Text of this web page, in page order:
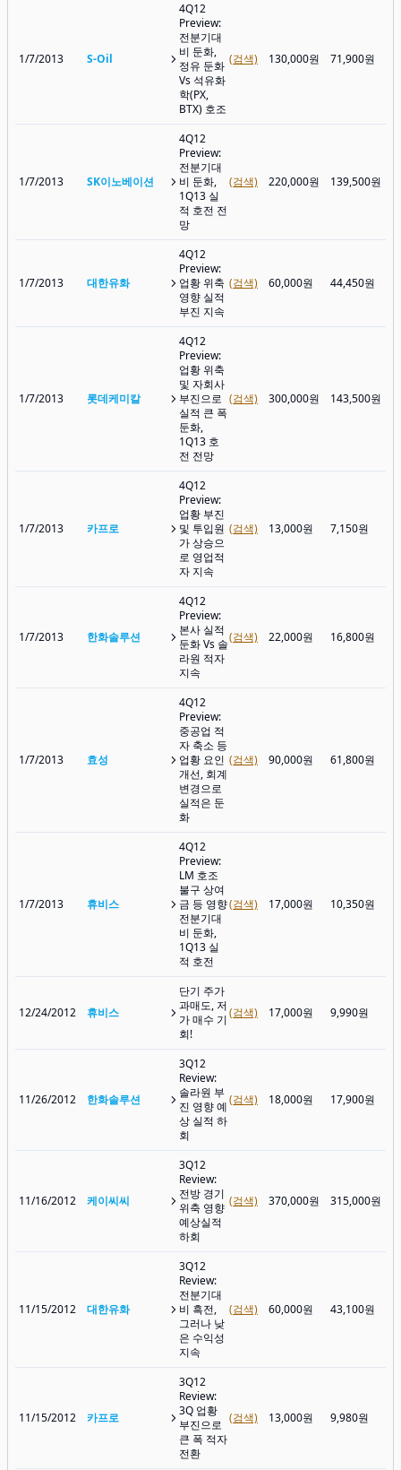
1/7/2013 S-Oil
4Q12
Preview:
전분기대
비 둔화,
정유 둔화
Vs 석유화
학(PX,
BTX) 호조
(검색) 130,000원 71,900원
1/7/2013 SK이노베이션
4Q12
Preview:
전분기대
비 둔화,
1Q13 실
적 호전 전
망
(검색) 220,000원 139,500원
1/7/2013 대한유화
4Q12
Preview:
업황 위축
영향 실적
부진 지속
(검색) 60,000원 44,450원
1/7/2013 롯데케미칼
4Q12
Preview:
업황 위축
및 자회사
부진으로
실적 큰 폭
둔화,
1Q13 호
전 전망
(검색) 300,000원 143,500원
1/7/2013 카프로
4Q12
Preview:
업황 부진
및 투입원
가 상승으
로 영업적
자 지속
(검색) 13,000원 7,150원
1/7/2013 한화솔루션
4Q12
Preview:
본사 실적
둔화 Vs 솔
라원 적자
지속
(검색) 22,000원 16,800원
1/7/2013 효성
4Q12
Preview:
중공업 적
자 축소 등
업황 요인
개선, 회계
변경으로
실적은 둔
화
(검색) 90,000원 61,800원
1/7/2013 휴비스
4Q12
Preview:
LM 호조
불구 상여
금 등 영향
전분기대
비 둔화,
1Q13 실
적 호전
(검색) 17,000원 10,350원
12/24/2012 휴비스
단기 주가
과매도, 저
가 매수 기
회!
(검색) 17,000원 9,990원
11/26/2012 한화솔루션
3Q12
Review:
솔라원 부
진 영향 예
상 실적 하
회
(검색) 18,000원 17,900원
11/16/2012 케이씨씨
3Q12
Review:
전방 경기
위축 영향
예상실적
하회
(검색) 370,000원 315,000원
11/15/2012 대한유화
3Q12
Review:
전분기대
비 흑전,
그러나 낮
은 수익성
지속
(검색) 60,000원 43,100원
11/15/2012 카프로
3Q12
Review:
3Q 업황
부진으로
큰 폭 적자
전환
(검색) 13,000원 9,980원